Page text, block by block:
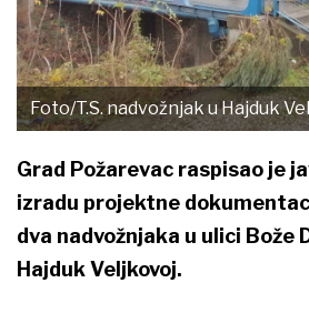
Foto/T.S. nadvožnjak u Hajduk
Grad Požarevac raspisao je
izradu projektne
dva nadvožnjaka u ulici Bože
Hajduk Veljkovoj.